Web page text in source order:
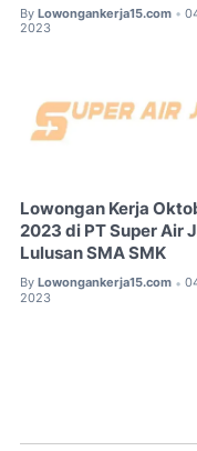
By Lowongankerja15.com •
2023
Lowongan Kerja
2023 di PT Super Air
Lulusan SMA SMK
By Lowongankerja15.com •
2023